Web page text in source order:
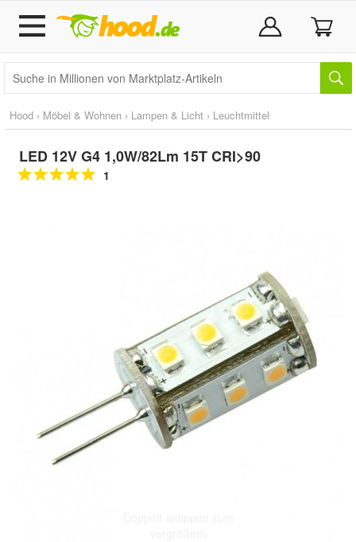
Hood › Möbel & Wohnen › Lampen & Licht › Leuchtmittel
LED 12V G4 1,0W/82Lm 15T CRI>90
1